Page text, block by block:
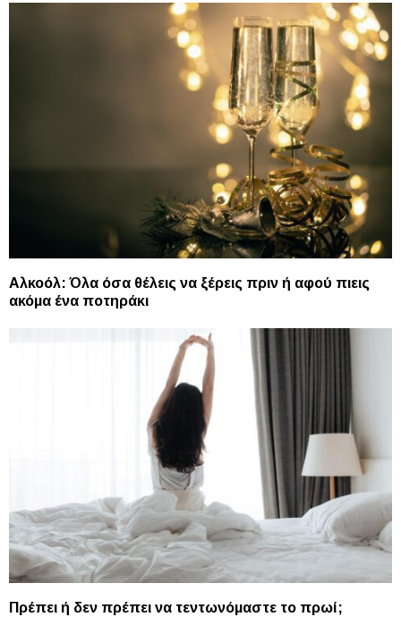
Αλκοόλ: Όλα όσα θέλεις να ξέρεις πριν ή αφού πιεις
ακόμα ένα ποτηράκι
Πρέπει ή δεν πρέπει να τεντωνόμαστε το πρωί;